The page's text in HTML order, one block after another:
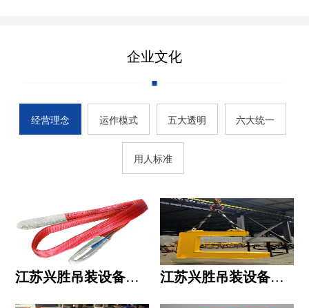
企业文化
经营理念 运作模式 五大透明 六大统一
用人标准
江苏兴胜吊装设备有限公司的用人标准 江苏兴胜吊装设备有限公司的六大统一